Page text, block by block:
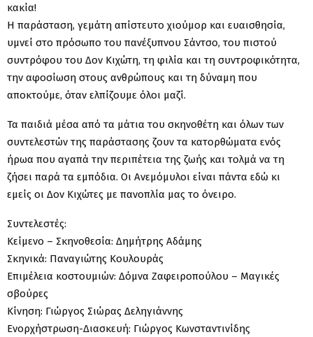
κακία!
Η παράσταση, γεμάτη απίστευτο χιούμορ και ευαισθησία,
υμνεί στο πρόσωπο του πανέξυπνου Σάντσο, του πιστού
συντρόφου του Δον Κιχώτη, τη φιλία και τη συντροφικότητα,
την αφοσίωση στους ανθρώπους και τη δύναμη που
αποκτούμε, όταν ελπίζουμε όλοι μαζί.
Τα παιδιά μέσα από τα μάτια του σκηνοθέτη και όλων των
συντελεστών της παράστασης ζουν τα κατορθώματα ενός
ήρωα που αγαπά την περιπέτεια της ζωής και τολμά να τη
ζήσει παρά τα εμπόδια. Οι Ανεμόμυλοι είναι πάντα εδώ κι
εμείς οι Δον Κιχώτες με πανοπλία μας το όνειρο.
Συντελεστές:
Κείμενο – Σκηνοθεσία: Δημήτρης Αδάμης
Σκηνικά: Παναγιώτης Κουλουράς
Επιμέλεια κοστουμιών: Δόμνα Ζαφειροπούλου – Μαγικές
σβούρες
Κίνηση: Γιώργος Σιώρας Δεληγιάννης
Ενορχήστρωση-Διασκευή: Γιώργος Κωνσταντινίδης